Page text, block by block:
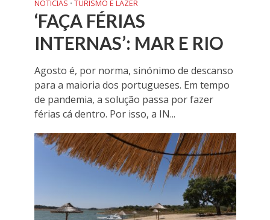
NOTÍCIAS • TURISMO E LAZER
‘FAÇA FÉRIAS
INTERNAS’: MAR E RIO
Agosto é, por norma, sinónimo de descanso
para a maioria dos portugueses. Em tempo
de pandemia, a solução passa por fazer
férias cá dentro. Por isso, a IN...